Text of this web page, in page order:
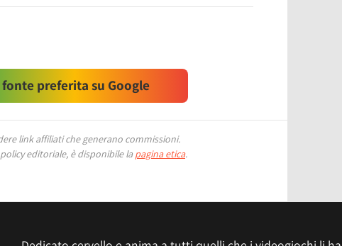
preferita su Google
link affiliati che generano commissioni.
editoriale, è disponibile la pagina etica.